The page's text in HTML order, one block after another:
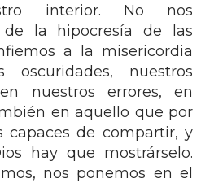
interior. No nos
de la hipocresía de las
a la misericordia
oscuridades, nuestros
nuestros errores, en
en aquello que por
capaces de compartir, y
hay que mostrárselo.
nos ponemos en el